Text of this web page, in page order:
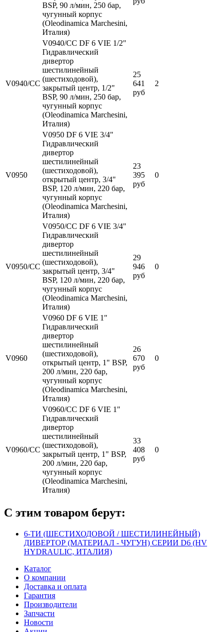
BSP, 90 л/мин, 250 бар,
чугунный корпус
(Oleodinamica Marchesini,
Италия)
V0940/CC
V0940/CC DF 6 VIE 1/2"
Гидравлический
дивертор
шестилинейный
(шестиходовой),
закрытый центр, 1/2"
BSP, 90 л/мин, 250 бар,
чугунный корпус
(Oleodinamica Marchesini,
Италия)
25
641
руб
2
V0950
V0950 DF 6 VIE 3/4"
Гидравлический
дивертор
шестилинейный
(шестиходовой),
открытый центр, 3/4"
BSP, 120 л/мин, 220 бар,
чугунный корпус
(Oleodinamica Marchesini,
Италия)
23
395
руб
0
V0950/CC
V0950/CC DF 6 VIE 3/4"
Гидравлический
дивертор
шестилинейный
(шестиходовой),
закрытый центр, 3/4"
BSP, 120 л/мин, 220 бар,
чугунный корпус
(Oleodinamica Marchesini,
Италия)
29
946
руб
0
V0960
V0960 DF 6 VIE 1"
Гидравлический
дивертор
шестилинейный
(шестиходовой),
открытый центр, 1" BSP,
200 л/мин, 220 бар,
чугунный корпус
(Oleodinamica Marchesini,
Италия)
26
670
руб
0
V0960/CC
V0960/CC DF 6 VIE 1"
Гидравлический
дивертор
шестилинейный
(шестиходовой),
закрытый центр, 1" BSP,
200 л/мин, 220 бар,
чугунный корпус
(Oleodinamica Marchesini,
Италия)
33
408
руб
0
С этим товаром берут:
6-ТИ (ШЕСТИХОДОВОЙ / ШЕСТИЛИНЕЙНЫЙ)
ДИВЕРТОР (МАТЕРИАЛ - ЧУГУН) СЕРИИ D6 (HV
HYDRAULIC, ИТАЛИЯ)
Каталог
О компании
Доставка и оплата
Гарантия
Производители
Запчасти
Новости